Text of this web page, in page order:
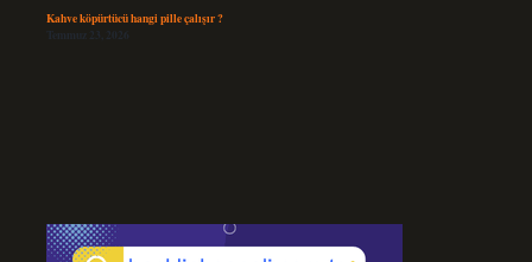
Kahve köpürtücü hangi pille çalışır ?
Temmuz 23, 2026